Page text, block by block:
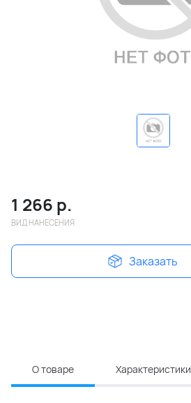
1 266 р.
ВИД НАНЕСЕНИЯ
Заказать
О товаре Характеристики